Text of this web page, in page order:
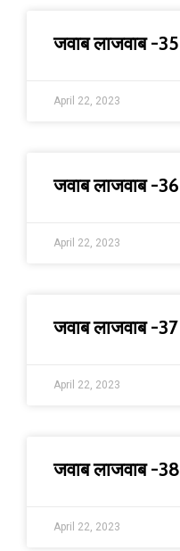
जवाब लाजवाब -35
April 22, 2023
जवाब लाजवाब -36
April 22, 2023
जवाब लाजवाब -37
April 22, 2023
जवाब लाजवाब -38
April 22, 2023